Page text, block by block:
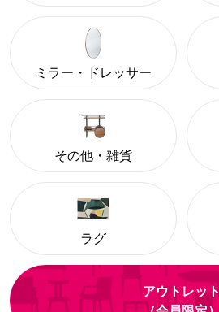
ミラー・ドレッサー
その他・雑貨
ラグ
アウトレット